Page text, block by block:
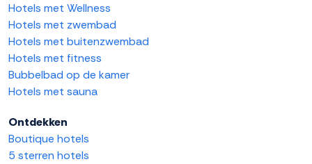
Hotels met Wellness
Hotels met zwembad
Hotels met buitenzwembad
Hotels met fitness
Bubbelbad op de kamer
Hotels met sauna
Ontdekken
Boutique hotels
5 sterren hotels